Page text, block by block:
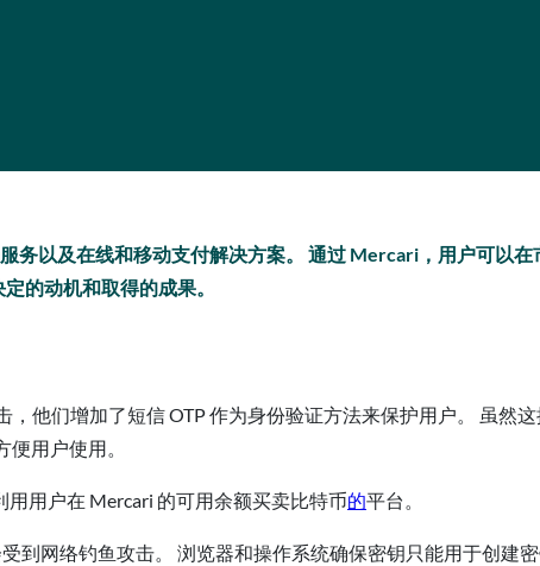
务以及在线和移动支付解决方案。 通过 Mercari，用户可以在
的动机和取得的成果。
他们增加了短信 OTP 作为身份验证方法来保护用户。 虽然
用户使用。
用户在 Mercari 的可用余额买卖比特币的平台。
到网络钓鱼攻击。 浏览器和操作系统确保密钥只能用于创建